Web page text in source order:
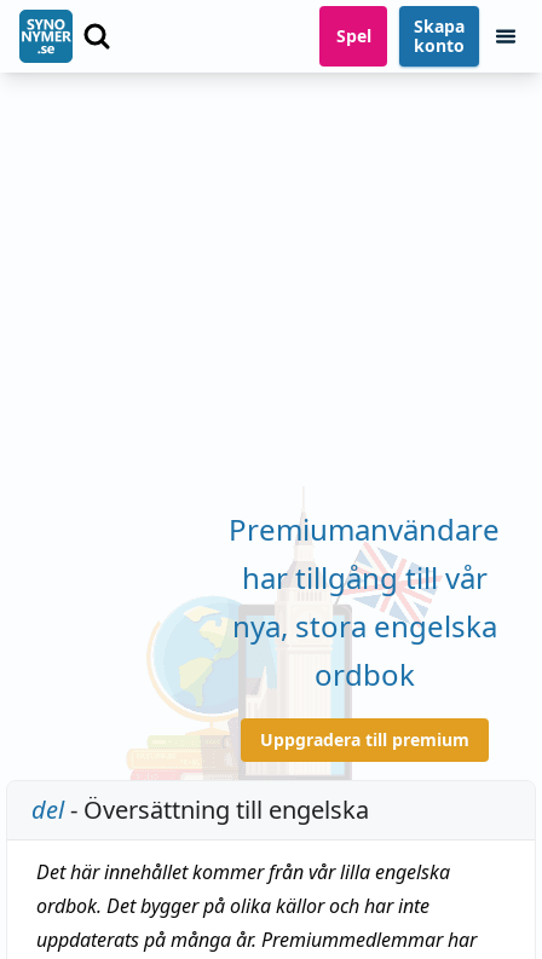
Spel
Skapa
konto
Premiumanvändare
har tillgång till vår
nya, stora engelska
ordbok
Uppgradera till premium
del- Översättning till engelska
Det här innehållet kommer från vår lilla engelska
ordbok. Det bygger på olika källor och har inte
uppdaterats på många år. Premiummedlemmar har